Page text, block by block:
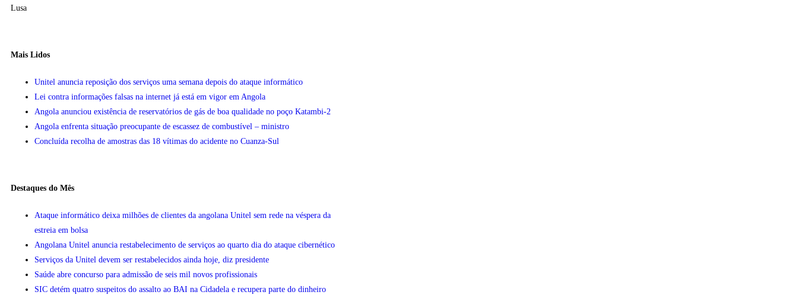
Lusa
Mais Lidos
Unitel anuncia reposição dos serviços uma semana depois do ataque informático
Lei contra informações falsas na internet já está em vigor em Angola
Angola anunciou existência de reservatórios de gás de boa qualidade no poço Katambi-2
Angola enfrenta situação preocupante de escassez de combustível – ministro
Concluída recolha de amostras das 18 vítimas do acidente no Cuanza-Sul
Destaques do Mês
Ataque informático deixa milhões de clientes da angolana Unitel sem rede na véspera da
estreia em bolsa
Angolana Unitel anuncia restabelecimento de serviços ao quarto dia do ataque cibernético
Serviços da Unitel devem ser restabelecidos ainda hoje, diz presidente
Saúde abre concurso para admissão de seis mil novos profissionais
SIC detém quatro suspeitos do assalto ao BAI na Cidadela e recupera parte do dinheiro